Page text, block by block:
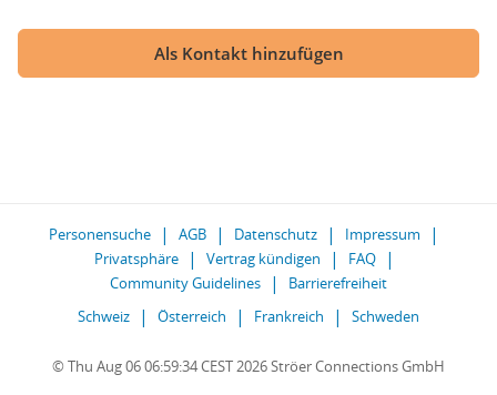
Als Kontakt hinzufügen
Personensuche AGB Datenschutz
Impressum
Privatsphäre
Vertrag kündigen
FAQ
Community Guidelines
Barrierefreiheit
Schweiz
Österreich Frankreich Schweden
© Thu Aug 06 06:59:34 CEST 2026 Ströer Connections GmbH